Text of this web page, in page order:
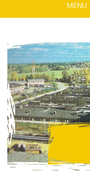
MENU